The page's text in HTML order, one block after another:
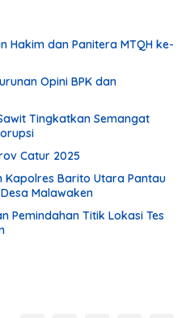
Hakim dan Panitera MTQH ke-
Opini BPK dan
Tingkatkan Semangat
Catur 2025
Kapolres Barito Utara Pantau
Malawaken
Pemindahan Titik Lokasi Tes